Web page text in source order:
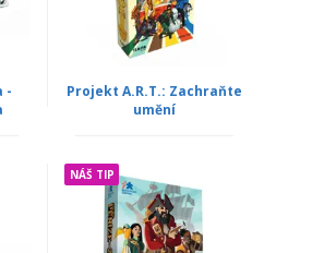
-
Projekt A.R.T.: Zachraňte
umění
NÁŠ TIP